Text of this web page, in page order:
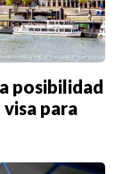
posibilidad
para